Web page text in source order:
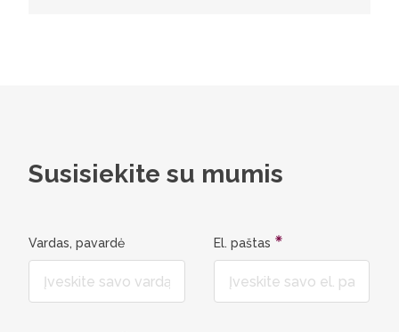
Susisiekite su mumis
Vardas, pavardė El. paštas